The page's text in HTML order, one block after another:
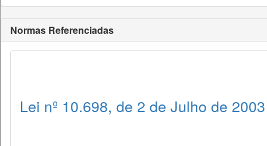
Normas Referenciadas
Lei nº 10.698, de 2 de Julho de 2003